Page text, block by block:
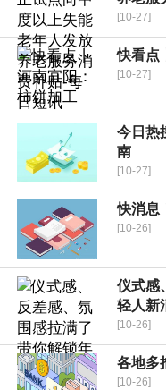
[10-27]
快看点
[10-27]
今日热
南
[10-27]
快消息
[10-26]
仪式感
轻人新
[10-26]
各地多
[10-26]